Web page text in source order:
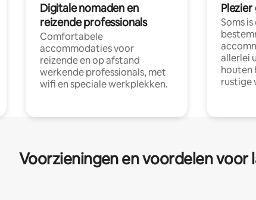
Digitale nomaden en
reizende professionals
Comfortabele
accommodaties voor
reizende en op afstand
werkende professionals, met
wifi en speciale werkplekken.
Soms
allerlei
houten
rustige
Voorzieningen en voordelen voor